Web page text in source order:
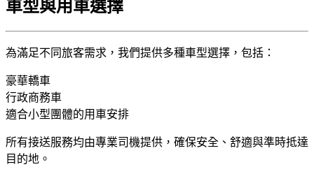
車型與用車選擇
為滿足不同旅客需求，我們提供多種車型選擇，包括：
豪華轎車
行政商務車
適合小型團體的用車安排
所有接送服務均由專業司機提供，確保安全、舒適與準時抵達
目的地。